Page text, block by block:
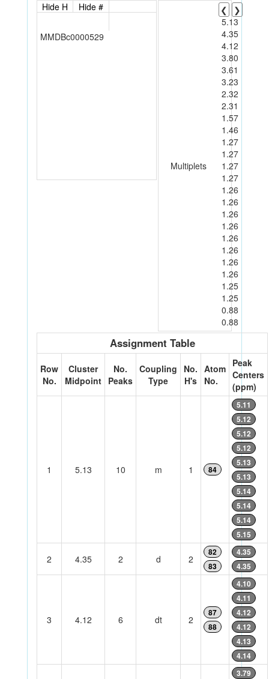
Hide H Hide #
MMDBc0000529
Multiplets
❮
❯
5.13
4.35
4.12
3.80
3.61
3.23
2.32
2.31
1.57
1.46
1.27
1.27
1.27
1.27
1.26
1.26
1.26
1.26
1.26
1.26
1.26
1.26
1.25
1.25
0.88
0.88
Assignment Table
Row
No.
Cluster
Midpoint
No.
Peaks
Coupling
Type
No.
H's
Atom
No.
Peak
Centers
(ppm)
1 5.13 10 m 1 84
5.11
5.12
5.12
5.12
5.13
5.13
5.14
5.14
5.14
5.15
2 4.35 2 d 2
82
83
4.35
4.35
3 4.12 6 dt 2
87
88
4.10
4.11
4.12
4.12
4.13
4.14
3.79